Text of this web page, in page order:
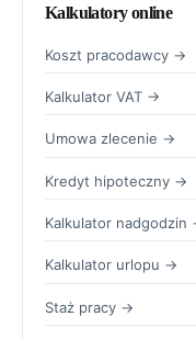
Kalkulatory online
Koszt pracodawcy →
Kalkulator VAT →
Umowa zlecenie →
Kredyt hipoteczny →
Kalkulator nadgodzin
Kalkulator urlopu →
Staż pracy →